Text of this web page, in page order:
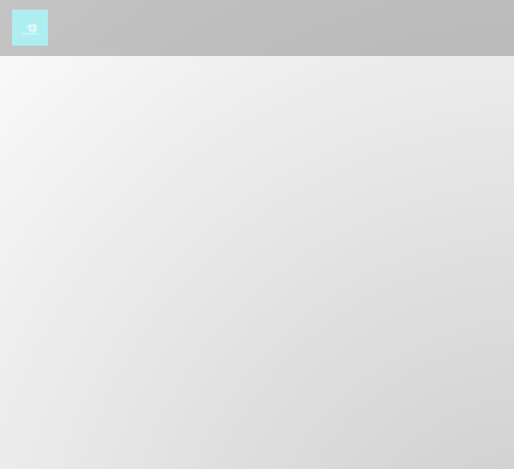
Cookie管理面板